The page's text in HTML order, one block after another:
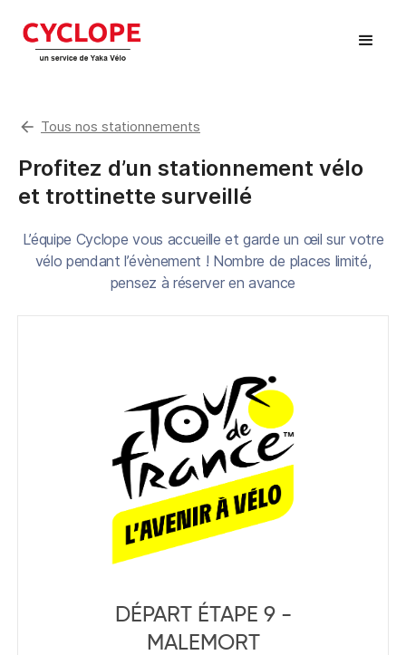
arrow_back Tous nos stationnements
Profitez d’un stationnement vélo
et trottinette surveillé
L’équipe Cyclope vous accueille et garde un œil sur votre
vélo pendant l’évènement ! Nombre de places limité,
pensez à réserver en avance
DÉPART ÉTAPE 9 -
MALEMORT